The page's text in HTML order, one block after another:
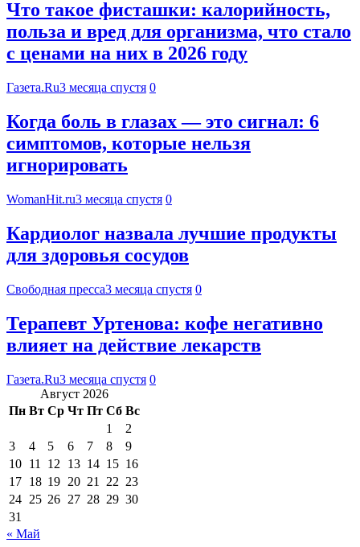
Что такое фисташки: калорийность,
польза и вред для организма, что стало
с ценами на них в 2026 году
Газета.Ru3 месяца спустя 0
Когда боль в глазах — это сигнал: 6
симптомов, которые нельзя
игнорировать
WomanHit.ru3 месяца спустя 0
Кардиолог назвала лучшие продукты
для здоровья сосудов
Свободная пресса3 месяца спустя 0
Терапевт Уртенова: кофе негативно
влияет на действие лекарств
Газета.Ru3 месяца спустя 0
Август 2026
Пн Вт Ср Чт Пт Сб Вс
1
2
3
4 5 6 7 8
9
10 11 12 13 14 15 16
17 18 19 20 21 22 23
24 25 26 27 28 29 30
31
« Май